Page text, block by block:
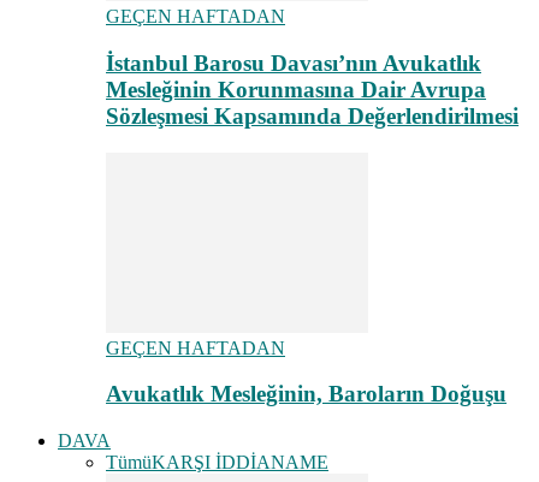
GEÇEN HAFTADAN
İstanbul Barosu Davası’nın Avukatlık
Mesleğinin Korunmasına Dair Avrupa
Sözleşmesi Kapsamında Değerlendirilmesi
GEÇEN HAFTADAN
Avukatlık Mesleğinin, Baroların Doğuşu
DAVA
TümüKARŞI İDDİANAME